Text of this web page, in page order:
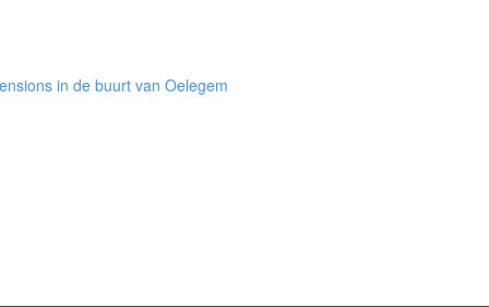
in de buurt van Oelegem